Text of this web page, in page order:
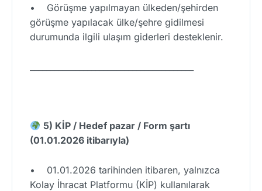
• Görüşme yapılmayan ülkeden/şehirden
görüşme yapılacak ülke/şehre gidilmesi
durumunda ilgili ulaşım giderleri desteklenir.
5) KİP / Hedef pazar / Form şartı
(01.01.2026 itibarıyla)
• 01.01.2026 tarihinden itibaren, yalnızca
Kolay İhracat Platformu (KİP) kullanılarak